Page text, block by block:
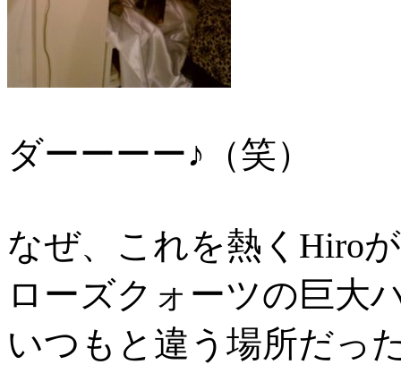
ダーーーー♪（笑）
なぜ、これを熱くHiro
ローズクォーツの巨大
いつもと違う場所だっ